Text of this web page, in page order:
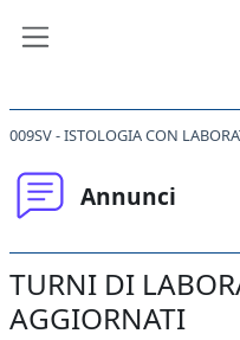
Annunci
TURNI DI
AGGIORNATI